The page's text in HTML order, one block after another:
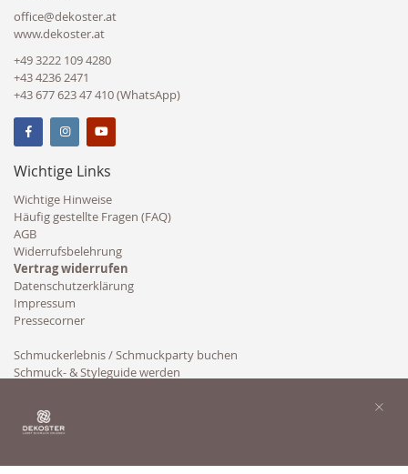
office@dekoster.at
www.dekoster.at
+49 3222 109 4280
+43 4236 2471
+43 677 623 47 410 (WhatsApp)
Wichtige Links
Wichtige Hinweise
Häufig gestellte Fragen (FAQ)
AGB
Widerrufsbelehrung
Vertrag widerrufen
Datenschutzerklärung
Impressum
Pressecorner
Schmuckerlebnis / Schmuckparty buchen
Schmuck- & Styleguide werden
×